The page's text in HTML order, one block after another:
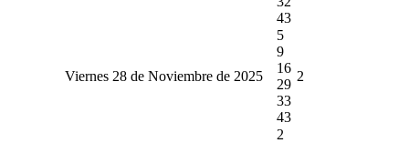
43
Viernes 28 de Noviembre de 2025
5
9
16
29
33
43
2
2